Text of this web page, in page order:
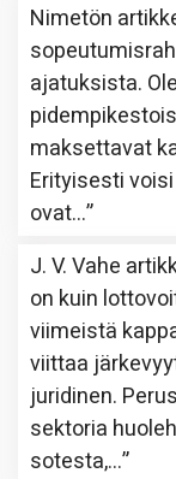
Nimetön
ajatuksista.
maksettavat
Erityisesti
ovat…”
J. V. Vahe
on kuin
viimeistä
viittaa
juridinen.
sektoria
sotesta,…”